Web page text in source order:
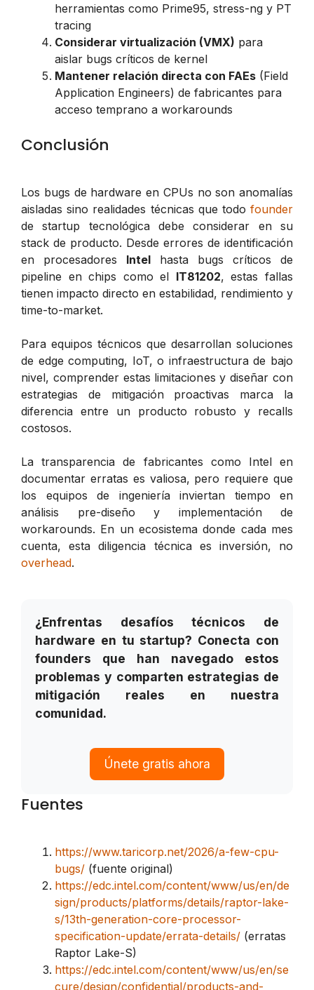
herramientas como Prime95, stress-ng y PT
tracing
Considerar virtualización (VMX) para
aislar bugs críticos de kernel
Mantener relación directa con FAEs (Field
Application Engineers) de fabricantes para
acceso temprano a workarounds
Conclusión
Los bugs de hardware en CPUs no son anomalías
aisladas sino realidades técnicas que todo founder
de startup tecnológica debe considerar en su
stack de producto. Desde errores de identificación
en procesadores Intel hasta bugs críticos de
pipeline en chips como el IT81202, estas fallas
tienen impacto directo en estabilidad, rendimiento y
time-to-market.
Para equipos técnicos que desarrollan soluciones
de edge computing, IoT, o infraestructura de bajo
nivel, comprender estas limitaciones y diseñar con
estrategias de mitigación proactivas marca la
diferencia entre un producto robusto y recalls
costosos.
La transparencia de fabricantes como Intel en
documentar erratas es valiosa, pero requiere que
los equipos de ingeniería inviertan tiempo en
análisis pre-diseño y implementación de
workarounds. En un ecosistema donde cada mes
cuenta, esta diligencia técnica es inversión, no
overhead.
¿Enfrentas desafíos técnicos de
hardware en tu startup? Conecta con
founders que han navegado estos
problemas y comparten estrategias de
mitigación reales en nuestra
comunidad.
Únete gratis ahora
Fuentes
https://www.taricorp.net/2026/a-few-cpu-
bugs/ (fuente original)
https://edc.intel.com/content/www/us/en/de
sign/products/platforms/details/raptor-lake-
s/13th-generation-core-processor-
specification-update/errata-details/ (erratas
Raptor Lake-S)
https://edc.intel.com/content/www/us/en/se
cure/design/confidential/products-and-